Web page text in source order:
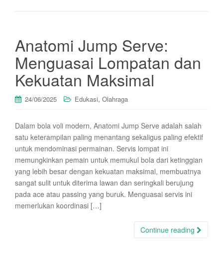
Anatomi Jump Serve:
Menguasai Lompatan dan
Kekuatan Maksimal
24/06/2025 Edukasi, Olahraga
Dalam bola voli modern, Anatomi Jump Serve adalah salah
satu keterampilan paling menantang sekaligus paling efektif
untuk mendominasi permainan. Servis lompat ini
memungkinkan pemain untuk memukul bola dari ketinggian
yang lebih besar dengan kekuatan maksimal, membuatnya
sangat sulit untuk diterima lawan dan seringkali berujung
pada ace atau passing yang buruk. Menguasai servis ini
memerlukan koordinasi […]
Continue reading